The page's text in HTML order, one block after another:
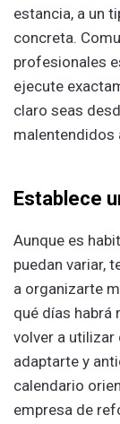
estancia, a un
concreta.
profesionales
ejecute
claro seas
malentendidos
Establece
Aunque es
puedan variar,
a organizarte
qué días habrá
volver a
adaptarte y
calendario
empresa de